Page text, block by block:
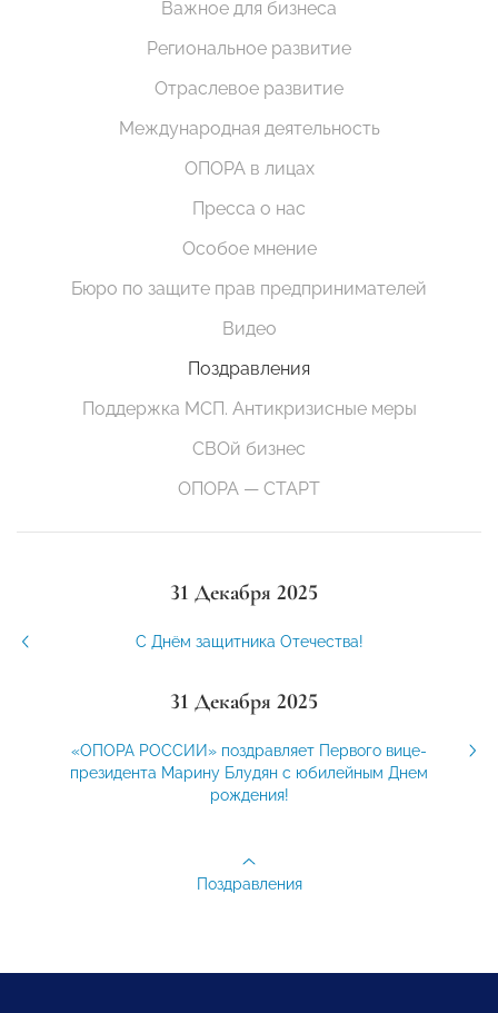
Важное для бизнеса
Региональное развитие
Отраслевое развитие
Международная деятельность
ОПОРА в лицах
Пресса о нас
Особое мнение
Бюро по защите прав предпринимателей
Видео
Поздравления
Поддержка МСП. Антикризисные меры
СВОй бизнес
ОПОРА — СТАРТ
31 Декабря 2025
С Днём защитника Отечества!
31 Декабря 2025
«ОПОРА РОССИИ» поздравляет Первого вице-
президента Марину Блудян с юбилейным Днем
рождения!
Поздравления